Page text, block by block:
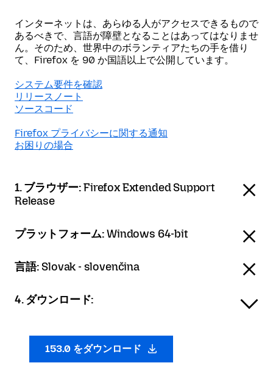
インターネットは、あらゆる人がアクセスできるもので
あるべきで、言語が障壁となることはあってはなりませ
ん。そのため、世界中のボランティアたちの手を借り
て、Firefox を 90 か国語以上で公開しています。
システム要件を確認
リリースノート
ソースコード
Firefox プライバシーに関する通知
お困りの場合
1. ブラウザー:Firefox Extended Support
Release
プラットフォーム:Windows 64-bit
言語: Slovak - slovenčina
4. ダウンロード:
153.0 をダウンロード